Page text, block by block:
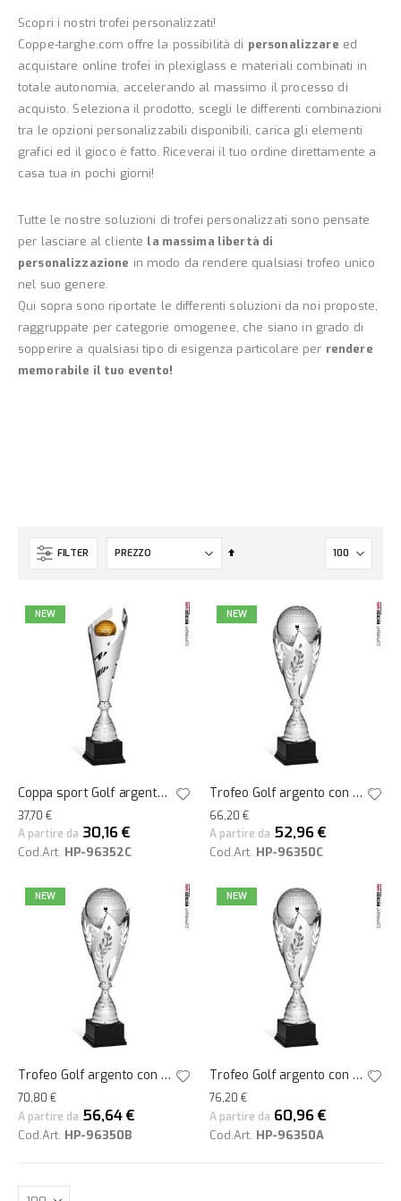
Scopri i nostri trofei personalizzati!
Coppe-targhe.com offre la possibilità di personalizzare ed
acquistare online trofei in plexiglass e materiali combinati in
totale autonomia, accelerando al massimo il processo di
acquisto. Seleziona il prodotto, scegli le differenti combinazioni
tra le opzioni personalizzabili disponibili, carica gli elementi
grafici ed il gioco è fatto. Riceverai il tuo ordine direttamente a
casa tua in pochi giorni!
Tutte le nostre soluzioni di trofei personalizzati sono pensate
per lasciare al cliente la massima libertà di
personalizzazione in modo da rendere qualsiasi trofeo unico
nel suo genere.
Qui sopra sono riportate le differenti soluzioni da noi proposte,
raggruppate per categorie omogenee, che siano in grado di
sopperire a qualsiasi tipo di esigenza particolare per rendere
memorabile il tuo evento!
FILTER
Imposta
decrescente
NEW
Coppa sport Golf argento con pallina oro h37
37,70 €
A partire da 30,16 €
Cod.Art. HP-96352C
NEW
Trofeo Golf argento con pallina su allori h42
66,20 €
A partire da 52,96 €
Cod.Art. HP-96350C
NEW
Trofeo Golf argento con pallina su allori h47
70,80 €
A partire da 56,64 €
Cod.Art. HP-96350B
NEW
Trofeo Golf argento con pallina su allori h53
76,20 €
A partire da 60,96 €
Cod.Art. HP-96350A